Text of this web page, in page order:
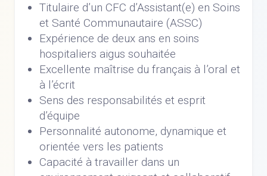
Titulaire d’un CFC d’Assistant(e) en Soins
et Santé Communautaire (ASSC)
Expérience de deux ans en soins
hospitaliers aigus souhaitée
Excellente maîtrise du français à l’oral et
à l’écrit
Sens des responsabilités et esprit
d’équipe
Personnalité autonome, dynamique et
orientée vers les patients
Capacité à travailler dans un